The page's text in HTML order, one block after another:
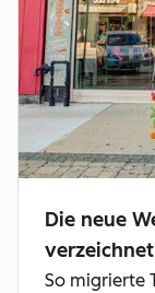
Die neue
So migrierte